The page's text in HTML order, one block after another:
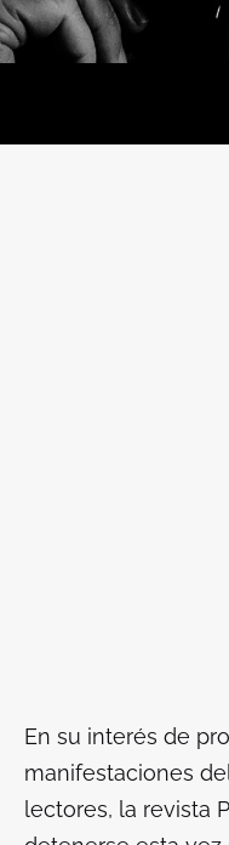
En su interés de
manifestaciones
lectores, la revista